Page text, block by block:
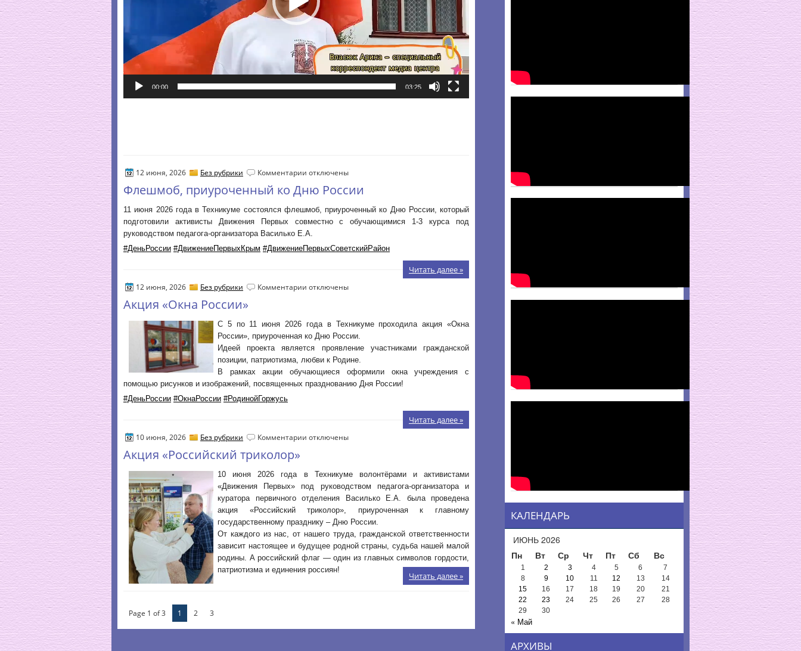
00:00 03:25
12 июня, 2026 Без рубрики Комментарии к
Флешмоб,
ко
Дню
России
отключены
Флешмоб, приуроченный ко Дню России
11 июня 2026 года в Техникуме состоялся флешмоб, приуроченный ко Дню России, который
подготовили активисты Движения Первых совместно с обучающимися 1-3 курса под
руководством педагога-организатора Василько Е.А.
#ДеньРоссии #ДвижениеПервыхКрым #ДвижениеПервыхСоветскийРайон
Читать далее »
12 июня, 2026 Без рубрики Комментарии к
России»
отключены
Акция «Окна России»
С 5 по 11 июня 2026 года в Техникуме проходила акция «Окна
России», приуроченная ко Дню России.
Идеей проекта является проявление участниками гражданской
позиции, патриотизма, любви к Родине.
В рамках акции обучающиеся оформили окна учреждения с
помощью рисунков и изображений, посвященных празднованию Дня России!
#ДеньРоссии #ОкнаРоссии #РодинойГоржусь
Читать далее »
10 июня, 2026 Без рубрики Комментарии к
«Российский
триколор»
отключены
Акция «Российский триколор»
10 июня 2026 года в Техникуме волонтёрами и активистами
«Движения Первых» под руководством педагога-организатора и
куратора первичного отделения Василько Е.А. была проведена
акция «Российский триколор», приуроченная к главному
государственному празднику – Дню России.
От каждого из нас, от нашего труда, гражданской ответственности
зависит настоящее и будущее родной страны, судьба нашей малой
родины. А российский флаг — один из главных символов гордости,
патриотизма и единения россиян!
Читать далее »
Page 1 of 3 1 2 3
КАЛЕНДАРЬ
ИЮНЬ 2026
Пн
Вт Ср Чт Пт Сб Вс
1 2 3 4 5 6
7
8
9 10 11 12 13
14
15
16 17 18 19 20
21
22
23 24 25 26 27
28
29
30
« Май
АРХИВЫ